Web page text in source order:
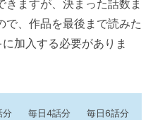
ますが、決まった話数ま
で、作品を最後まで読みた
加入する必要がありま
分 毎日4話分 毎日6話分